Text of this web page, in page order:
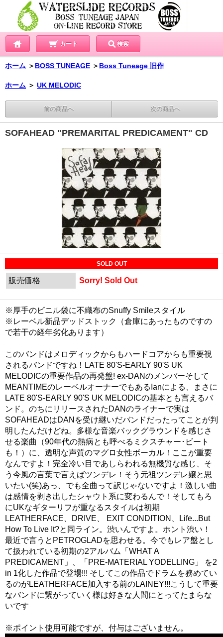
カート 検索
ホーム ＞ BOSS TUNEAGE ＞ Boss Tuneage 旧作
ホーム ＞ UK MELODIC
前の商品へ 次の商品へ
SOFAHEAD "PREMARITAL PREDICAMENT" CD
SOLD OUT
販売価格 Sorry! Sold Out
※厚手のビニル袋に不織布のSnuffy Smileスタイル
※レーベル新品デッドストック（倉庫にあったものですの
で若干の経年劣化あります）
このバンドはメロディックからもハードコアからも重要視
されるバンドですね！LATE 80'S-EARLY 90'S UK
MELODICの重要作品の再発盤! ex-DANのメンバーそして
MEANTIMEのレーベルオーナーでもあるIanによる、まさに
LATE 80'S-EARLY 90'S UK MELODICの基本とも言えるバ
ンド。のちにリリースされたDANのライナーで実は
SOFAHEADはDANを受け継いだバンドだったってことが判
明したんだけどね。多様な音楽バックグラウンドを感じさ
せる楽曲（90年代の熱病とも呼べるミクスチャー･ビート
も！）に、透明な声質のマグロ女性ボーカル！ここが重要
なんですよ！完全冷い目であしらわれる無機質な感じ、そ
う今風の言葉で言えばツンデレ！そう元祖ツンデレ嬢と思
いたい(笑)あっ、でも全曲って訳じゃないですよ！激しい曲
は感情を剥き出したシャウト系に変わるんで！そしてもろ
にUKなギターリフが重なるスタイルは初期
LEATHERFACE、DRIVE、 EXIT CONDITION、Life...But
How To Live It?と同ライン。渋いんですよ。ホント渋い！
最近で言うとPETROGLADを思わせる。今でもレア盤とし
て扱われている初期の2アルバム「WHAT A
PREDICAMENT」、「PRE-MATERIAL YODELLING」 を2
in 1化した作品で登場!!! そしてこの作品でドラムを務めてい
るのがLEATHERFACE加入する前のLAINEY!!!こうして重要
なバンドに繋がっていく様は好きな人間にとってたまらな
いです
※ポイント使用可能ですが、付与はございません。